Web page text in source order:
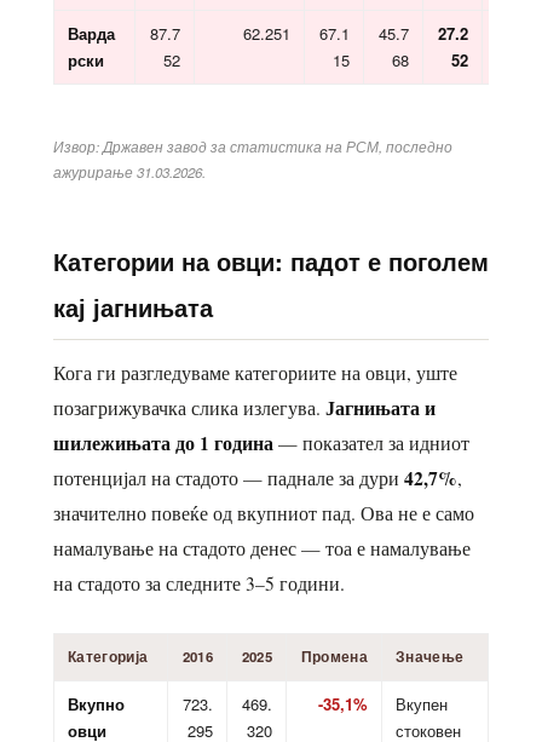
Варда
рски
87.7
52
62.251
67.1
15
45.7
68
27.2
52
Извор: Државен завод за статистика на РСМ, последно
ажурирање 31.03.2026.
Категории на овци: падот е поголем
кај јагнињата
Кога ги разгледуваме категориите на овци, уште
позагрижувачка слика излегува. Јагнињата и
шилежињата до 1 година — показател за идниот
потенцијал на стадото — паднале за дури 42,7%,
значително повеќе од вкупниот пад. Ова не е само
намалување на стадото денес — тоа е намалување
на стадото за следните 3–5 години.
Категорија 2016 2025 Промена Значење
Вкупно
овци
723.
295
469.
320
-35,1%
Вкупен
стоковен